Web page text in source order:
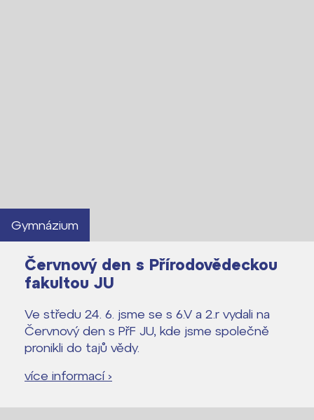
Gymnázium
Červnový den s Přírodovědeckou
fakultou JU
Ve středu 24. 6. jsme se s 6.V a 2.r vydali na
Červnový den s PřF JU, kde jsme společně
pronikli do tajů vědy.
více informací ›